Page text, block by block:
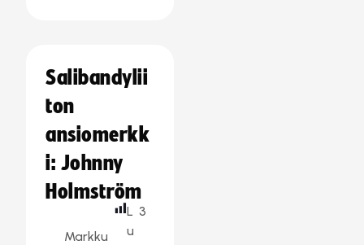
Salibandylii
ton
ansiomerkk
i: Johnny
Holmström
Markku
L
u
3